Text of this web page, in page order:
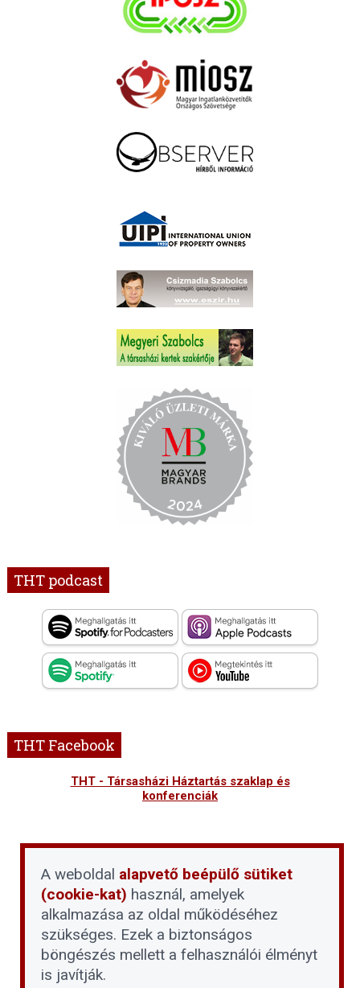
THT podcast
THT Facebook
THT - Társasházi Háztartás szaklap és
konferenciák
A weboldal alapvető beépülő sütiket
(cookie-kat) használ, amelyek
alkalmazása az oldal működéséhez
szükséges. Ezek a biztonságos
böngészés mellett a felhasználói élményt
is javítják.